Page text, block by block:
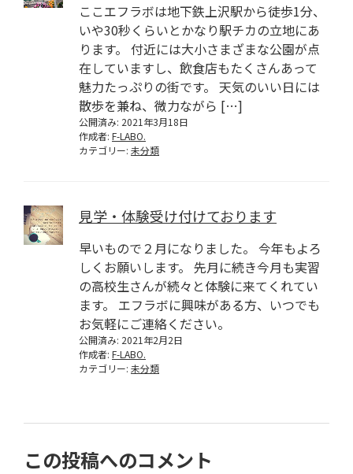
ここエフラボは地下鉄上沢駅から徒歩1分、
いや30秒くらいとかなり駅チカの立地にあ
ります。 付近には大小さまざまな公園が点
在していますし、飲食店もたくさんあって
魅力たっぷりの街です。 天気のいい日には
散歩を兼ね、微力ながら […]
公開済み: 2021年3月18日
作成者: F-LABO.
カテゴリー: 未分類
見学・体験受け付けております
早いもので２月になりました。 今年もよろ
しくお願いします。 先月に続き今月も実習
の高校生さんが続々と体験に来てくれてい
ます。 エフラボに興味がある方、いつでも
お気軽にご連絡ください。
公開済み: 2021年2月2日
作成者: F-LABO.
カテゴリー: 未分類
この投稿へのコメント